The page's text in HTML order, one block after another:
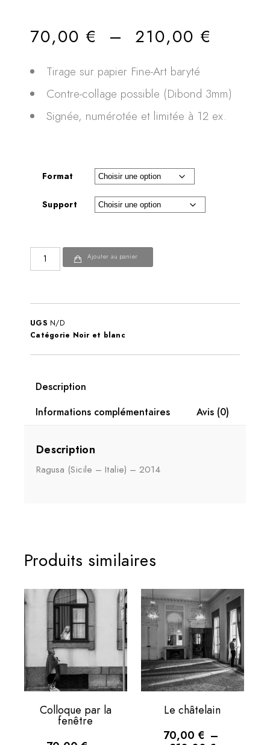
70,00 € – 210,00 €
Tirage sur papier Fine-Art baryté
Contre-collage possible (Dibond 3mm)
Signée, numérotée et limitée à 12 ex.
Format
Support
Ajouter au panier
UGS N/D
Catégorie Noir et blanc
Description
Informations complémentaires
Avis (0)
Description
Ragusa (Sicile – Italie) – 2014
Produits similaires
Colloque par la
fenêtre
Le châtelain
70,00 € –